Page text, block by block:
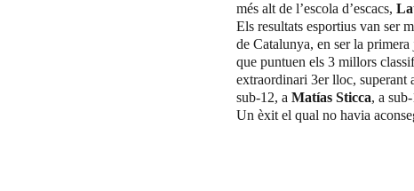
més alt de l’escola d’escacs,
Els resultats esportius van ser
de Catalunya, en ser la
que puntuen els 3 millors
extraordinari 3er lloc, superant
sub-12, a Matías Sticca, a
Un èxit el qual no havia